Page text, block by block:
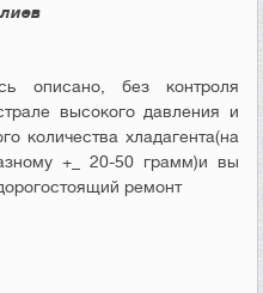
описано, без контроля
высокого давления и
количества хладагента(на
+_ 20-50 грамм)и вы
ремонт